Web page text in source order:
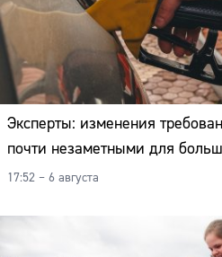
Эксперты: изменения
почти незаметными для
17:52 – 6 августа